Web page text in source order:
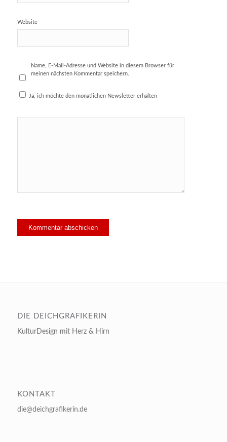
Website
Name, E-Mail-Adresse und Website in diesem Browser für
meinen nächsten Kommentar speichern.
Ja, ich möchte den monatlichen Newsletter erhalten
DIE DEICHGRAFIKERIN
KulturDesign mit Herz & Hirn
KONTAKT
die@deichgrafikerin.de